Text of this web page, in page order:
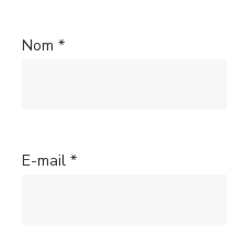
Nom *
E-mail *